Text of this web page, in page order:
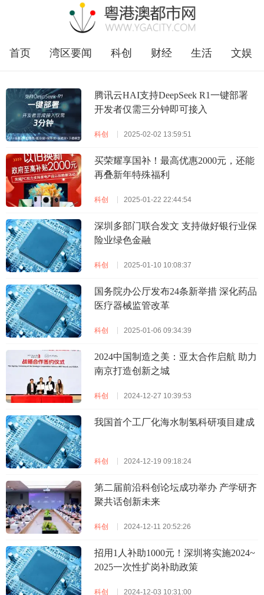
首页 湾区要闻 科创 财经 生活 文娱
企业 福田
腾讯云HAI支持DeepSeek R1一键部署
开发者仅需三分钟即可接入
科创 2025-02-02 13:59:51
买荣耀享国补！最高优惠2000元，还能
再叠新年特殊福利
科创 2025-01-22 22:44:54
深圳多部门联合发文 支持做好银行业保
险业绿色金融
科创 2025-01-10 10:08:37
国务院办公厅发布24条新举措 深化药品
医疗器械监管改革
科创 2025-01-06 09:34:39
2024中国制造之美：亚太合作启航 助力
南京打造创新之城
科创 2024-12-27 10:39:53
我国首个工厂化海水制氢科研项目建成
科创 2024-12-19 09:18:24
第二届前沿科创论坛成功举办 产学研齐
聚共话创新未来
科创 2024-12-11 20:52:26
招用1人补助1000元！深圳将实施2024~
2025一次性扩岗补助政策
科创 2024-12-03 10:31:00